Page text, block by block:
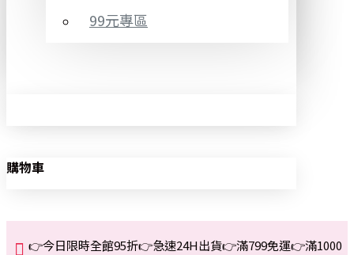
99元專區
購物車
👉今日限時全館95折👉急速24H出貨👉滿799免運👉滿1000